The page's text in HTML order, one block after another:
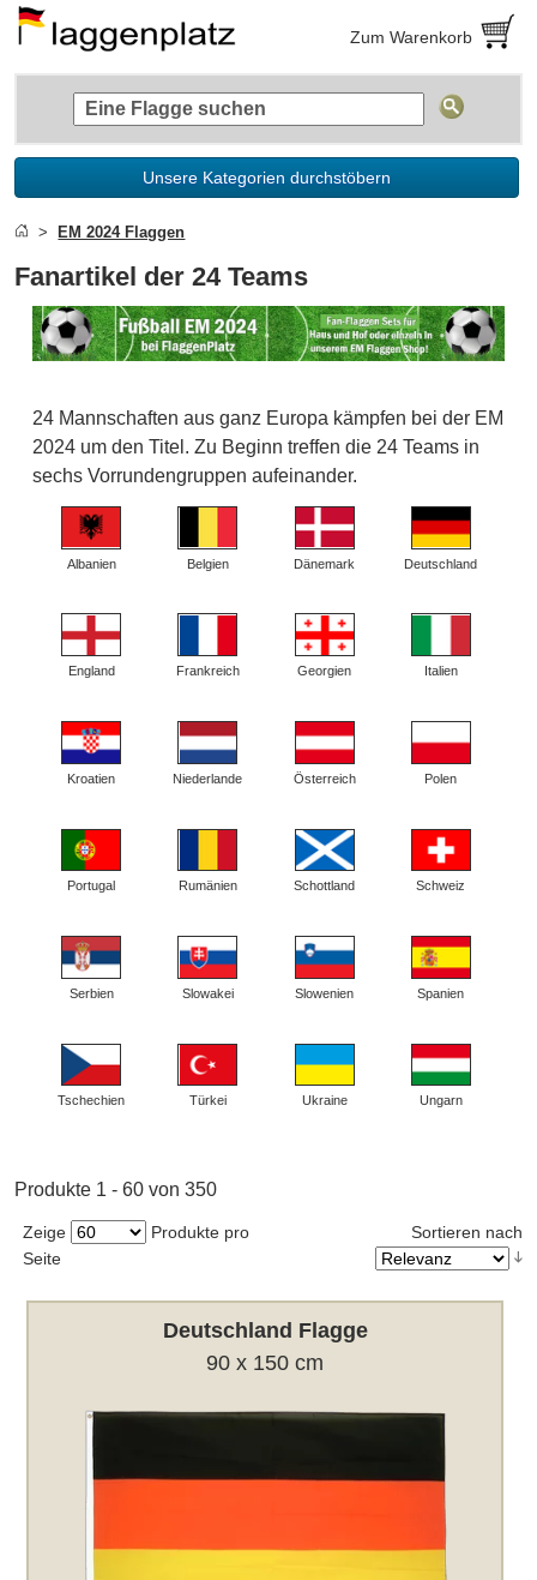
Zum Warenkorb
Unsere Kategorien durchstöbern
EM 2024 Flaggen
Fanartikel der 24 Teams
24 Mannschaften aus ganz Europa kämpfen bei der EM
2024 um den Titel. Zu Beginn treffen die 24 Teams in
sechs Vorrundengruppen aufeinander.
Albanien Belgien Dänemark Deutschland
England Frankreich Georgien Italien
Kroatien Niederlande Österreich Polen
Portugal Rumänien Schottland Schweiz
Serbien Slowakei Slowenien Spanien
Tschechien Türkei Ukraine Ungarn
Produkte 1 - 60 von 350
Zeige
Produkte pro
Seite
Sortieren nach
Deutschland Flagge
90 x 150 cm